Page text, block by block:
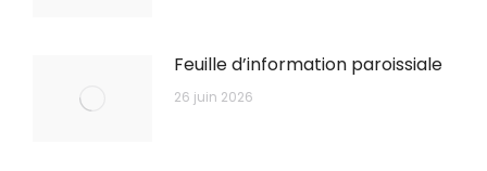
Feuille d’information paroissiale
26 juin 2026